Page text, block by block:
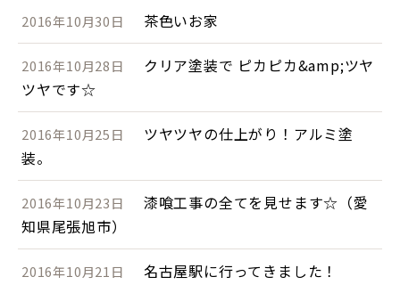
2016年10月30日 茶色いお家
2016年10月28日
クリア塗装で ピカピカ&amp;ツヤ
ツヤです☆
2016年10月25日
ツヤツヤの仕上がり！アルミ塗
装。
2016年10月23日
漆喰工事の全てを見せます☆（愛
知県尾張旭市）
2016年10月21日 名古屋駅に行ってきました！